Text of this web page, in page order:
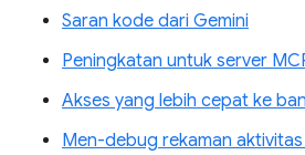
Saran kode dari Gemini
Peningkatan untuk server
Akses yang lebih cepat ke
Men-debug rekaman